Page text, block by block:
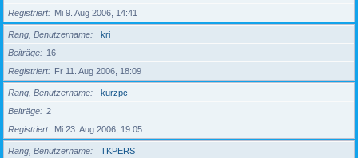
Registriert
Mi 9. Aug 2006, 14:41
Rang, Benutzername
kri
Beiträge
16
Registriert
Fr 11. Aug 2006, 18:09
Rang, Benutzername
kurzpc
Beiträge
2
Registriert
Mi 23. Aug 2006, 19:05
Rang, Benutzername
TKPERS